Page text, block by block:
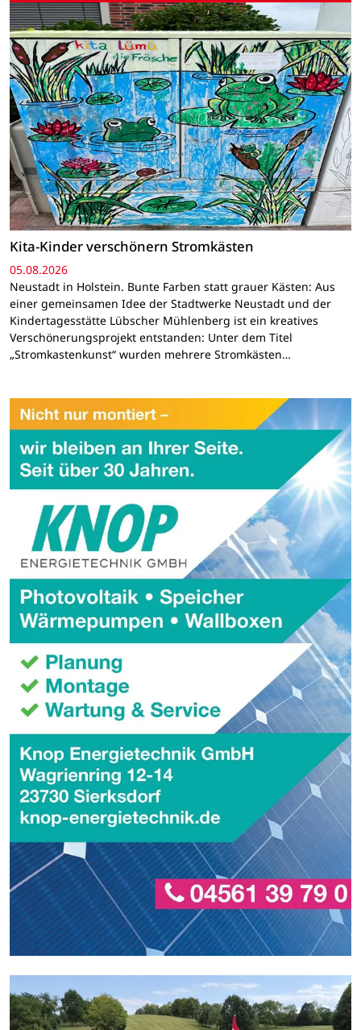
Kita-Kinder verschönern Stromkästen
05.08.2026
Neustadt in Holstein. Bunte Farben statt grauer Kästen: Aus
einer gemeinsamen Idee der Stadtwerke Neustadt und der
Kindertagesstätte Lübscher Mühlenberg ist ein kreatives
Verschönerungsprojekt entstanden: Unter dem Titel
„Stromkastenkunst“ wurden mehrere Stromkästen…